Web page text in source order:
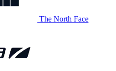
The North Face